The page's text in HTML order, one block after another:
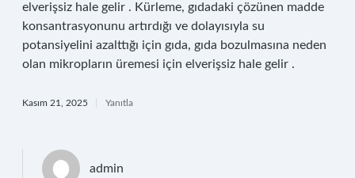
elverişsiz hale gelir . Kürleme, gıdadaki çözünen madde
konsantrasyonunu artırdığı ve dolayısıyla su
potansiyelini azalttığı için gıda, gıda bozulmasına neden
olan mikropların üremesi için elverişsiz hale gelir .
Kasım 21, 2025 Yanıtla
admin